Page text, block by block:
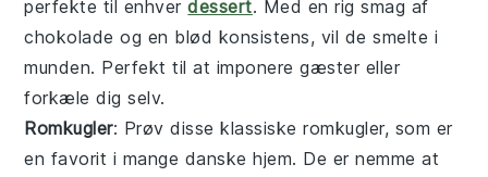
perfekte til enhverdessert. Med en rig smag af
chokolade og en blød konsistens, vil de smelte i
munden. Perfekt til at imponere gæster eller
forkæle dig selv.
Romkugler: Prøv disse klassiskeromkugler, som er
en favorit i mange danske hjem. De er nemme at